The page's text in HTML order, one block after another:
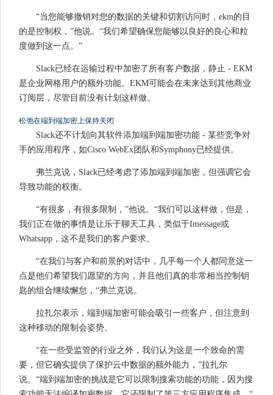
“当您能够撤销对您的数据的关键和切割访问时，ekm的目
的是控制权，”他说。“我们希望确保您能够以良好的良心和粒
度做到这一点。”
Slack已经在运输过程中加密了所有客户数据，静止 - EKM
是企业网格用户的额外功能。EKM可能会在未来达到其他商业
订阅层，尽管目前没有计划这样做。
松弛在端到端加密上保持关闭
Slack还不计划向其软件添加端到端加密功能 - 某些竞争对
手的应用程序，如Cisco WebEx团队和Symphony已经提供。
弗兰克说，Slack已经考虑了添加端到端加密，但强调它会
导致功能的权衡。
“有很多，有很多限制，”他说。“我们可以这样做，但是，
我们正在做的事情是让乐于聊天工具，类似于Imessage或
Whatsapp，这不是我们的客户要求。
“在我们与客户和前景的对话中，几乎每一个人都同意这一
点是他们希望我们愿望的方向，并且他们真的非常相当控制钥
匙的组合继续懈怠，“弗兰克说。
拉扎尔表示，端到端加密可能会吸引一些客户，但注意到
这种移动的限制会姿势。
“在一些受监管的行业之外，我们认为这是一个致命的需
要，但它确实提供了保护云中数据的额外能力，”拉扎尔
说。“端到端加密的挑战是它可以限制搜索功能的功能，因为搜